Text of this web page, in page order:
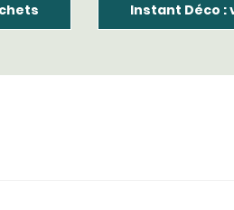
Instant Déco :